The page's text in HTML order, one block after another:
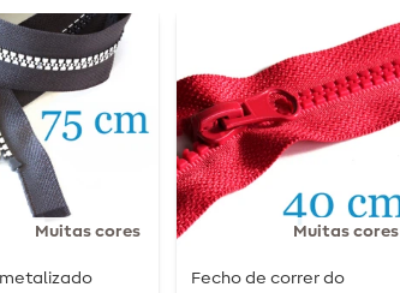
Muitas cores Muitas cores
Fecho de correr do